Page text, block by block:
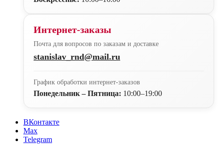
Интернет-заказы
Почта для вопросов по заказам и доставке
stanislav_rnd@mail.ru
График обработки интернет-заказов
Понедельник – Пятница: 10:00–19:00
ВКонтакте
Max
Telegram